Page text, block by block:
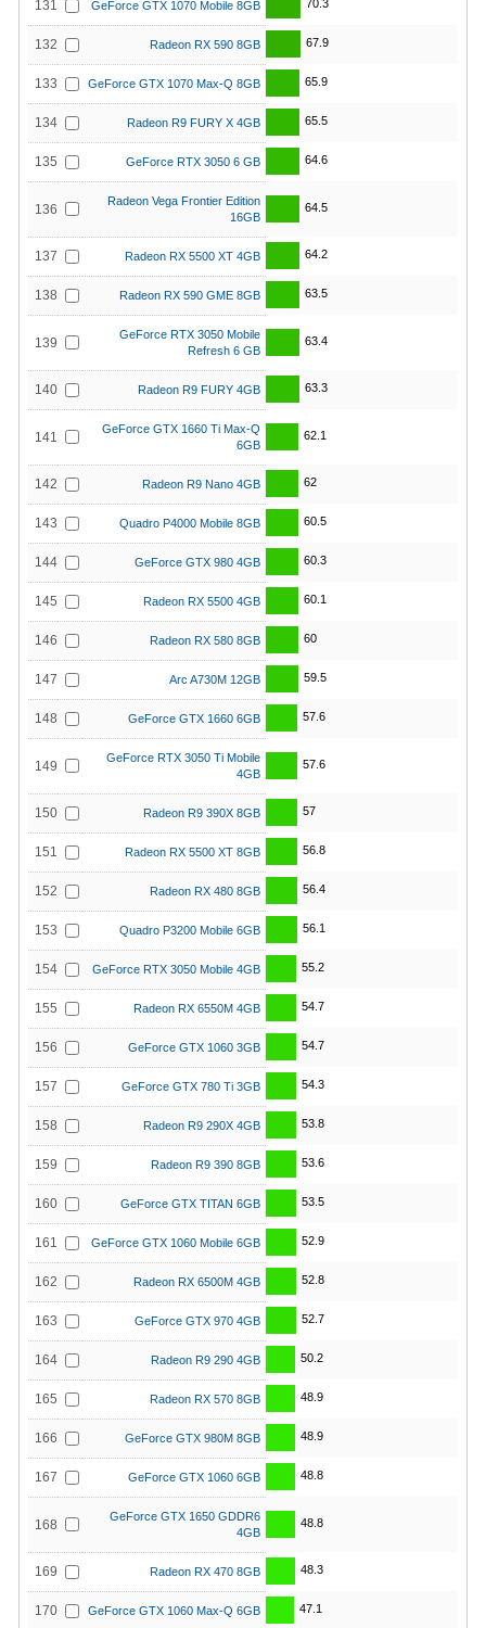
131 GeForce GTX 1070 Mobile 8GB 70.3
132 Radeon RX 590 8GB 67.9
133 GeForce GTX 1070 Max-Q 8GB 65.9
134 Radeon R9 FURY X 4GB 65.5
135 GeForce RTX 3050 6 GB 64.6
136
Radeon Vega Frontier Edition
16GB
64.5
137 Radeon RX 5500 XT 4GB 64.2
138 Radeon RX 590 GME 8GB 63.5
139
GeForce RTX 3050 Mobile
Refresh 6 GB
63.4
140 Radeon R9 FURY 4GB 63.3
141
GeForce GTX 1660 Ti Max-Q
6GB
62.1
142 Radeon R9 Nano 4GB 62
143 Quadro P4000 Mobile 8GB 60.5
144 GeForce GTX 980 4GB 60.3
145 Radeon RX 5500 4GB 60.1
146 Radeon RX 580 8GB 60
147 Arc A730M 12GB 59.5
148 GeForce GTX 1660 6GB 57.6
149
GeForce RTX 3050 Ti Mobile
4GB
57.6
150 Radeon R9 390X 8GB 57
151 Radeon RX 5500 XT 8GB 56.8
152 Radeon RX 480 8GB 56.4
153 Quadro P3200 Mobile 6GB 56.1
154 GeForce RTX 3050 Mobile 4GB 55.2
155 Radeon RX 6550M 4GB 54.7
156 GeForce GTX 1060 3GB 54.7
157 GeForce GTX 780 Ti 3GB 54.3
158 Radeon R9 290X 4GB 53.8
159 Radeon R9 390 8GB 53.6
160 GeForce GTX TITAN 6GB 53.5
161 GeForce GTX 1060 Mobile 6GB 52.9
162 Radeon RX 6500M 4GB 52.8
163 GeForce GTX 970 4GB 52.7
164 Radeon R9 290 4GB 50.2
165 Radeon RX 570 8GB 48.9
166 GeForce GTX 980M 8GB 48.9
167 GeForce GTX 1060 6GB 48.8
168
GeForce GTX 1650 GDDR6
4GB
48.8
169 Radeon RX 470 8GB 48.3
170 GeForce GTX 1060 Max-Q 6GB 47.1